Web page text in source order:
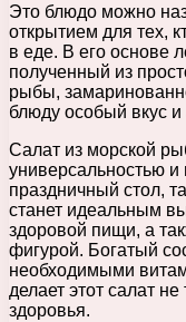
Это блюдо можно
открытием для тех,
в еде. В его основе
полученный из
рыбы,
блюду особый вкус и
Салат из морской
универсальностью и
праздничный стол,
станет идеальным
здоровой пищи, а
фигурой. Богатый
необходимыми
делает этот салат
здоровья.